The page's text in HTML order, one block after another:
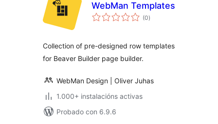
WebMan Templates
(0valoracións
totais
)
Collection of pre-designed row templates
for Beaver Builder page builder.
WebMan Design | Oliver Juhas
1.000+ instalacións activas
Probado con 6.9.6